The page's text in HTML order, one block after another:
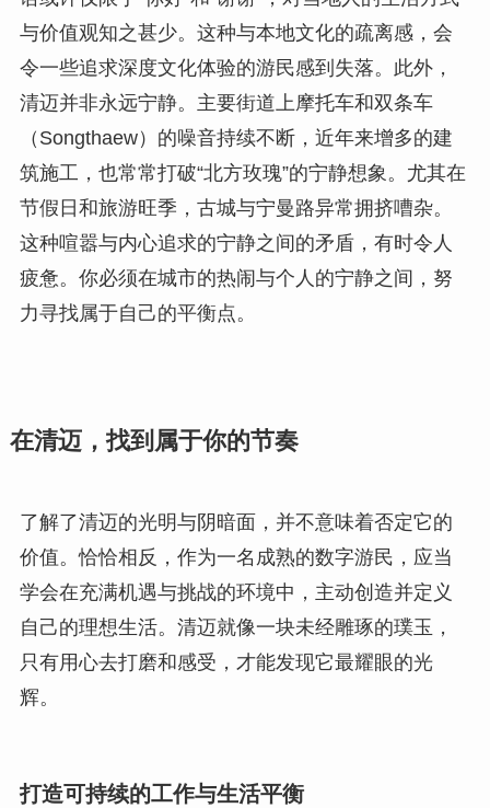
与价值观知之甚少。这种与本地文化的疏离感，会
令一些追求深度文化体验的游民感到失落。此外，
清迈并非永远宁静。主要街道上摩托车和双条车
（Songthaew）的噪音持续不断，近年来增多的建
筑施工，也常常打破“北方玫瑰”的宁静想象。尤其在
节假日和旅游旺季，古城与宁曼路异常拥挤嘈杂。
这种喧嚣与内心追求的宁静之间的矛盾，有时令人
疲惫。你必须在城市的热闹与个人的宁静之间，努
力寻找属于自己的平衡点。
在清迈，找到属于你的节奏
了解了清迈的光明与阴暗面，并不意味着否定它的
价值。恰恰相反，作为一名成熟的数字游民，应当
学会在充满机遇与挑战的环境中，主动创造并定义
自己的理想生活。清迈就像一块未经雕琢的璞玉，
只有用心去打磨和感受，才能发现它最耀眼的光
辉。
打造可持续的工作与生活平衡